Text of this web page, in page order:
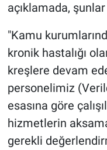
açıklamada,
"Kamu
kronik hastalığı
kreşlere devam
personelimiz
esasına göre
hizmetlerin
gerekli